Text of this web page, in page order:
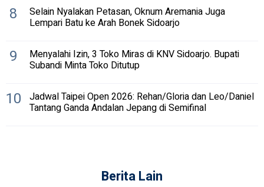
8 Selain Nyalakan Petasan, Oknum Aremania Juga
Lempari Batu ke Arah Bonek Sidoarjo
9 Menyalahi Izin, 3 Toko Miras di KNV Sidoarjo. Bupati
Subandi Minta Toko Ditutup
10 Jadwal Taipei Open 2026: Rehan/Gloria dan Leo/Daniel
Tantang Ganda Andalan Jepang di Semifinal
Berita Lain